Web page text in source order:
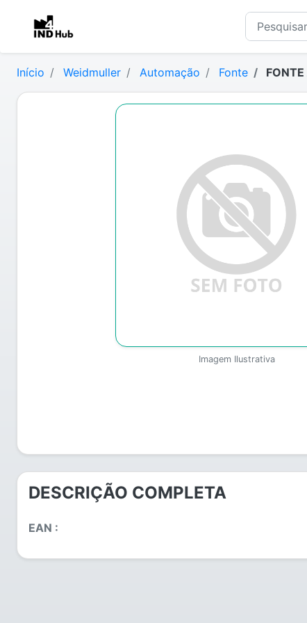
Início Weidmuller Automação Fonte
Imagem Ilustrativa
DESCRIÇÃO COMPLETA
EAN :